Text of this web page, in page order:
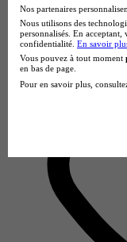
Nos partenaires
Nous utilisons des
personnalisés. En
confidentialité. En savoir
Vous pouvez à tout moment
en bas de page.
Pour en savoir plus,